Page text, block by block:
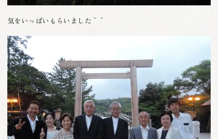
気をいっぱいもらいました＾＾